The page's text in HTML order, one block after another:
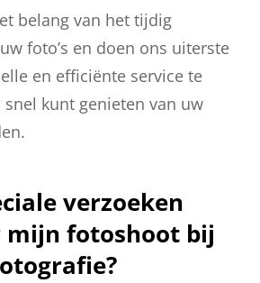
belang van het tijdig
foto’s en doen ons uiterste
en efficiënte service te
kunt genieten van uw
verzoeken
mijn fotoshoot bij